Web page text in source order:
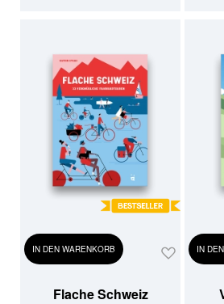
IN DEN WARENKORB
Flache Schweiz
IN